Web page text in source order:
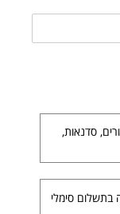
סדנאות,
בתשלום סימלי